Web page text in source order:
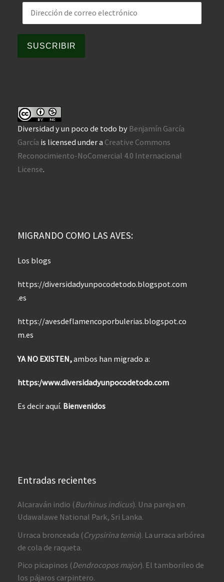
Dirección de correo electrónico
SUSCRIBIR
Diversidad y un poco de todo by Benjamín García
García is licensed under a Creative Commons
Reconocimiento-NoComercial 4.0 Internacional
License.
MIGRANDO COMO LAS AVES:
Los blogs
https://diversidadyunpocodetodo.blogspot.com
.es
https://avesdeflamencoporbulerias.blogspot.co
m.es
YA NO EXISTEN,ambos han migrado a:
https:/www.diversidadyunpocodetodo.com
Es decir aquí. Bienvenidos
Entradas recientes
Alcaraván indio (Burhinus indicus). Una pareja en
Udawalawe National Park, Sri Lanka.
Urraca bronceada (Crypsirina temia). La urraca arbórea
de cola de raqueta.
Pico picapinos (Dendrocopos major). El tamborileo de
los pájaros carpintero.